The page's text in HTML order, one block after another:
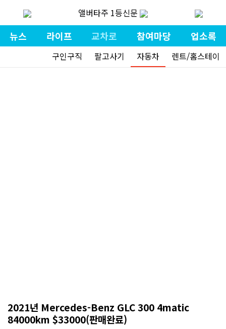
앨버타주 1등신문
뉴스 라이프 교차로 참여마당 업소록
구인구직 팔고사기 자동차 렌트/홈스테이
2021년 Mercedes-Benz GLC 300 4matic
84000km $33000(판매완료)